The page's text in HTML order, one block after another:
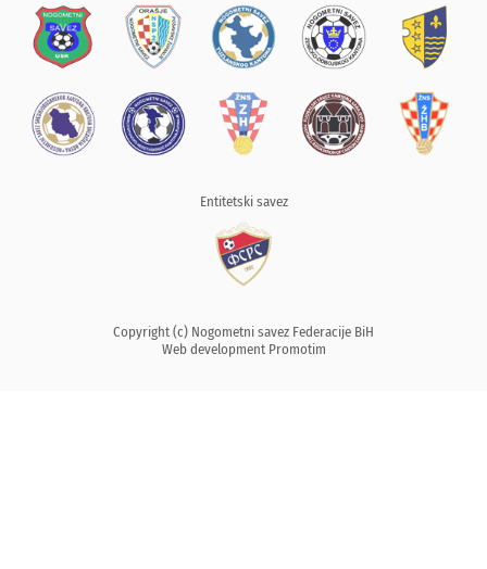
Entitetski savez
Copyright (c) Nogometni savez Federacije BiH
Web development Promotim